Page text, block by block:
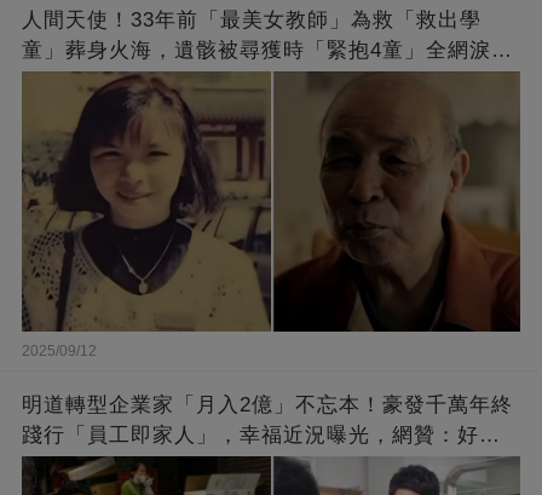
人間天使！33年前「最美女教師」為救「救出學
童」葬身火海，遺骸被尋獲時「緊抱4童」全網淚
崩：真正的英雄不該被遺忘
2025/09/12
明道轉型企業家「月入2億」不忘本！豪發千萬年終
踐行「員工即家人」，幸福近況曝光，網贊：好老
闆的福報